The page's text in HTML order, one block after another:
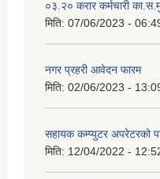
०३.२० करार कर्मचारी
मिति: 07/06/2023 -
नगर प्रहरी आवेदन फारम
मिति: 02/06/2023 -
सहायक कम्प्युटर अपरेटरको
मिति: 12/04/2022 -